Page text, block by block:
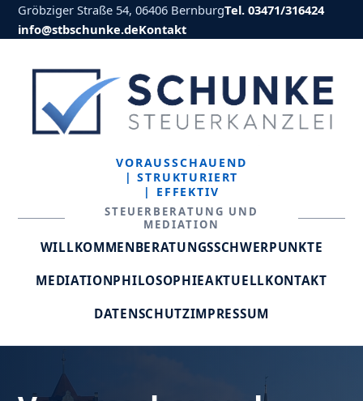
Gröbziger Straße 54, 06406 BernburgTel. 03471/316424
info@stbschunke.deKontakt
VORAUSSCHAUEND
| STRUKTURIERT
| EFFEKTIV
STEUERBERATUNG UND
MEDIATION
WILLKOMMENBERATUNGSSCHWERPUNKTE
MEDIATIONPHILOSOPHIEAKTUELLKONTAKT
DATENSCHUTZIMPRESSUM